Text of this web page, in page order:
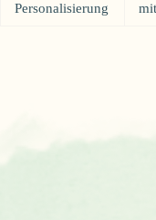
Personalisierung